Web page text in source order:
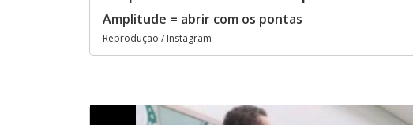
Amplitude = abrir com os pontas
Reprodução / Instagram